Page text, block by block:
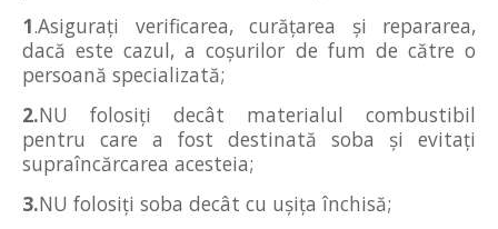
1.Asiguraţi verificarea, curăţarea şi repararea,
dacă este cazul, a coşurilor de fum de către o
persoană specializată;
2.NU folosiţi decât materialul combustibil
pentru care a fost destinată soba şi evitaţi
supraîncărcarea acesteia;
3.NU folosiţi soba decât cu uşiţa închisă;